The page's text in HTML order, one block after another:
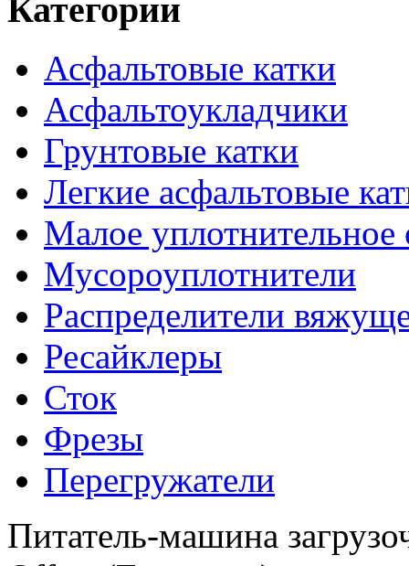
Категории
Асфальтовые катки
Асфальтоукладчики
Грунтовые катки
Легкие асфальтовые
Малое уплотнительное
Мусороуплотнители
Распределители
Ресайклеры
Сток
Фрезы
Перегружатели
Питатель-машина